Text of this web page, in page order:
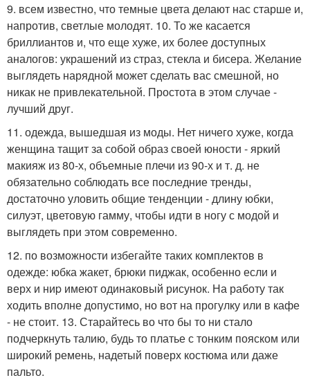
9. всем известно, что темные цвета делают нас старше и,
напротив, светлые молодят. 10. То же касается
бриллиантов и, что еще хуже, их более доступных
аналогов: украшений из страз, стекла и бисера. Желание
выглядеть нарядной может сделать вас смешной, но
никак не привлекательной. Простота в этом случае -
лучший друг.
11. одежда, вышедшая из моды. Нет ничего хуже, когда
женщина тащит за собой образ своей юности - яркий
макияж из 80-х, объемные плечи из 90-х и т. д. не
обязательно соблюдать все последние тренды,
достаточно уловить общие тенденции - длину юбки,
силуэт, цветовую гамму, чтобы идти в ногу с модой и
выглядеть при этом современно.
12. по возможности избегайте таких комплектов в
одежде: юбка жакет, брюки пиджак, особенно если и
верх и ниp имеют одинаковый рисунок. На работу так
ходить вполне допустимо, но вот на прогулку или в кафе
- не стоит. 13. Старайтесь во что бы то ни стало
подчеркнуть талию, будь то платье с тонким пояском или
широкий ремень, надетый поверх костюма или даже
пальто.